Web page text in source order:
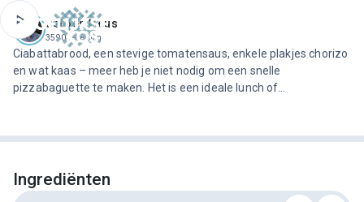
Jeroen Meus
3590 recepten
Ciabattabrood, een stevige tomatensaus, enkele plakjes chorizo
en wat kaas – meer heb je niet nodig om een snelle
pizzabaguette te maken. Het is een ideale lunch of
Ingrediënten